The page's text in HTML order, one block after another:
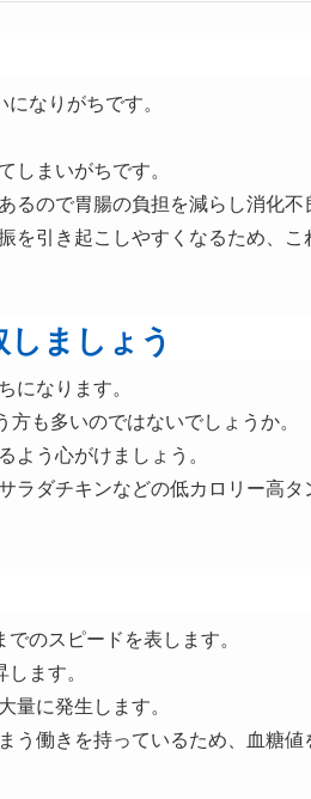
なりがちです。
まいがちです。
ので胃腸の負担を減らし消化不
引き起こしやすくなるため、
ましょう
なります。
も多いのではないでしょうか。
う心がけましょう。
ダチキンなどの低カロリー高
のスピードを表します。
ます。
に発生します。
働きを持っているため、血糖